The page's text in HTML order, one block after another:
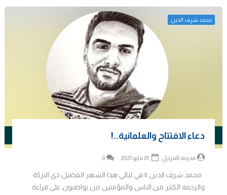
محمد شرف الدين
دعاء الافتتاح والعلمانية..!
مدونة المرجل 0
محمد شرف الدين || في ليالي هذا الشهر الفضيل ذي البركة
والرحمة الكثير من الناس والمؤمنين من يواضبون على قراءة